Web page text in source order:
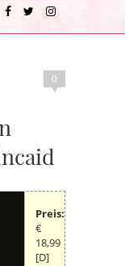
0
Preis:
€
18,99
[D]